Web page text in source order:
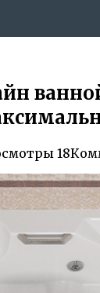
18